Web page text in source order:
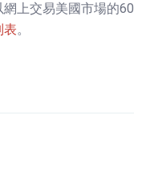
網上交易美國市場的60
表。